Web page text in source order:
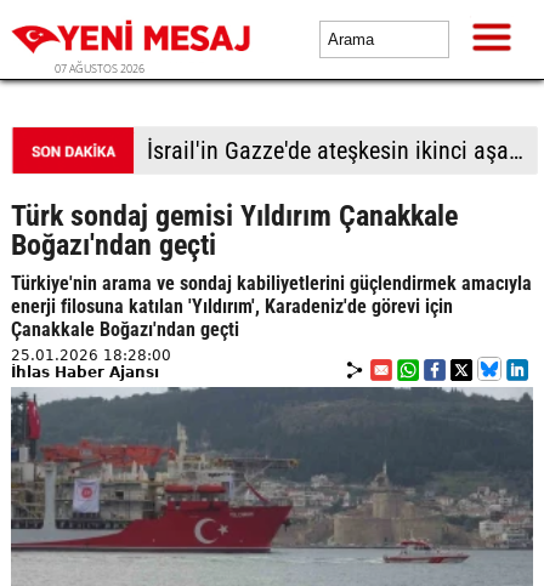
07 AĞUSTOS 2026
Türk sondaj gemisi Yıldırım Çanakkale
Boğazı'ndan geçti
Türkiye'nin arama ve sondaj kabiliyetlerini güçlendirmek amacıyla
enerji filosuna katılan 'Yıldırım', Karadeniz'de görevi için
Çanakkale Boğazı'ndan geçti
25.01.2026 18:28:00
İhlas Haber Ajansı